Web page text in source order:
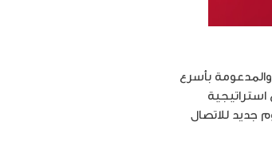
والمدعومة بأسرع
جديد للاتصال